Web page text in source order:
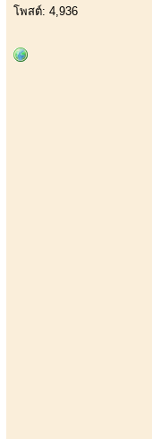
โพสต์: 4,936